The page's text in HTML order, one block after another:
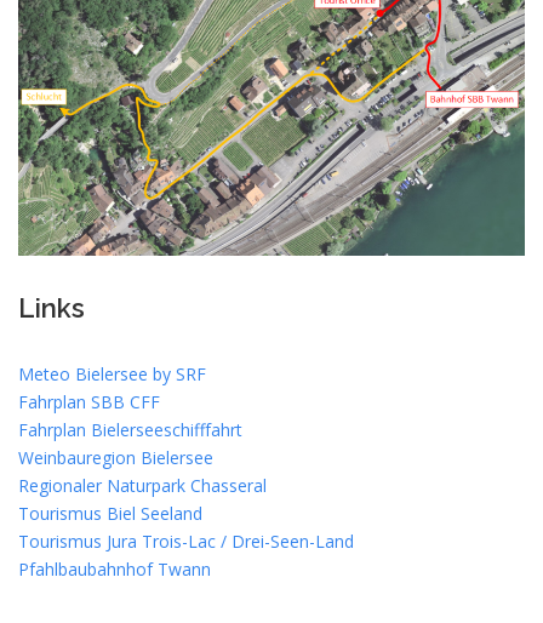
Links
Meteo Bielersee by SRF
Fahrplan SBB CFF
Fahrplan Bielerseeschifffahrt
Weinbauregion Bielersee
Regionaler Naturpark Chasseral
Tourismus Biel Seeland
Tourismus Jura Trois-Lac / Drei-Seen-Land
Pfahlbaubahnhof Twann